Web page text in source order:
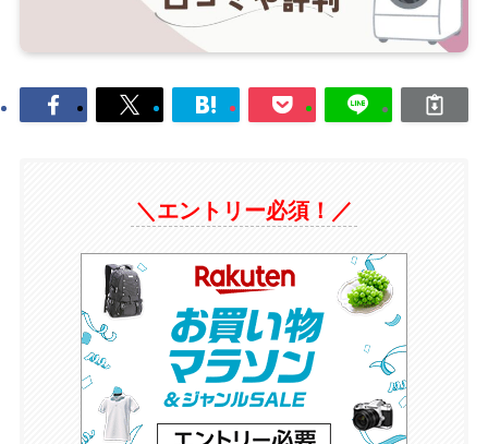
＼エントリー必須！／